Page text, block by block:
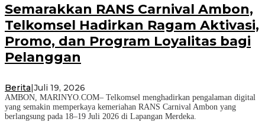
Semarakkan RANS Carnival Ambon,
Telkomsel Hadirkan Ragam Aktivasi,
Promo, dan Program Loyalitas bagi
Pelanggan
Berita|Juli 19, 2026
AMBON, MARINYO.COM– Telkomsel menghadirkan pengalaman digital
yang semakin memperkaya kemeriahan RANS Carnival Ambon yang
berlangsung pada 18–19 Juli 2026 di Lapangan Merdeka.